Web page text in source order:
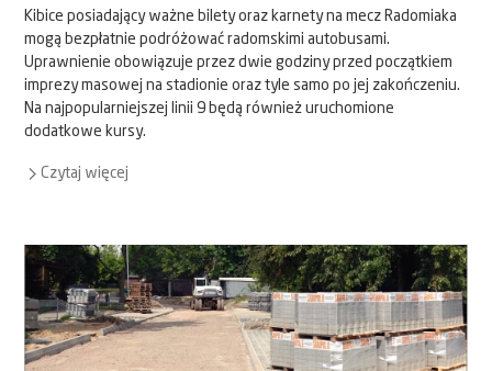
Kibice posiadający ważne bilety oraz karnety na mecz Radomiaka
mogą bezpłatnie podróżować radomskimi autobusami.
Uprawnienie obowiązuje przez dwie godziny przed początkiem
imprezy masowej na stadionie oraz tyle samo po jej zakończeniu.
Na najpopularniejszej linii 9 będą również uruchomione
dodatkowe kursy.
Czytaj więcej